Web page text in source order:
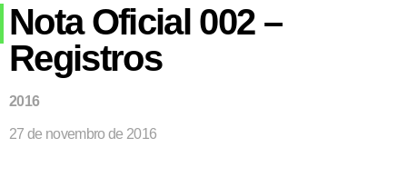
Nota Oficial 002 –
Registros
2016
27 de novembro de 2016